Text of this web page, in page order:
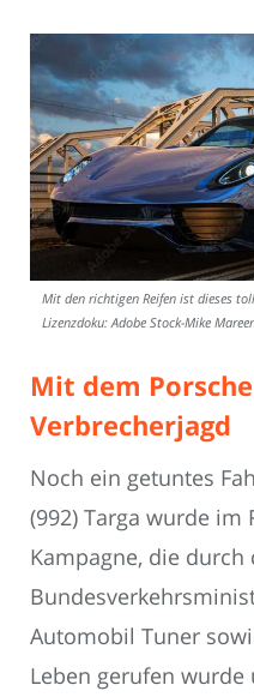
Mit den richtigen Reifen ist dieses
Lizenzdoku: Adobe Stock-Mike
Mit dem
Verbrecherjagd
Noch ein getuntes
(992) Targa wurde im
Kampagne, die durch
Automobil Tuner
Leben gerufen